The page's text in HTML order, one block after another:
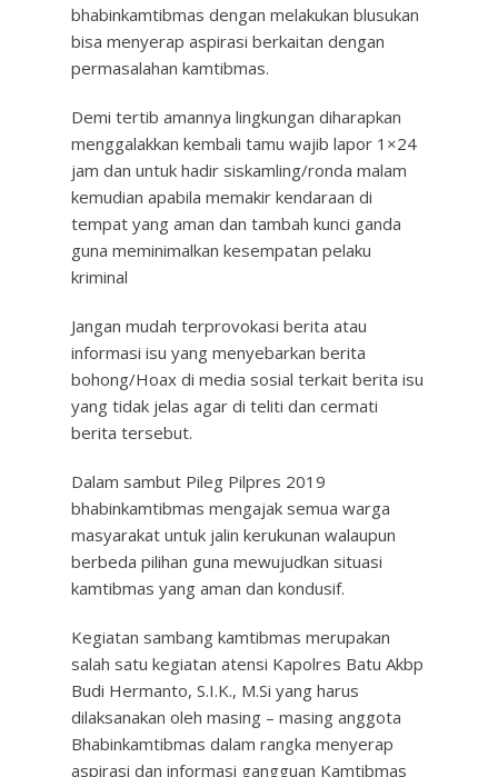
bhabinkamtibmas dengan melakukan blusukan
bisa menyerap aspirasi berkaitan dengan
permasalahan kamtibmas.
Demi tertib amannya lingkungan diharapkan
menggalakkan kembali tamu wajib lapor 1×24
jam dan untuk hadir siskamling/ronda malam
kemudian apabila memakir kendaraan di
tempat yang aman dan tambah kunci ganda
guna meminimalkan kesempatan pelaku
kriminal
Jangan mudah terprovokasi berita atau
informasi isu yang menyebarkan berita
bohong/Hoax di media sosial terkait berita isu
yang tidak jelas agar di teliti dan cermati
berita tersebut.
Dalam sambut Pileg Pilpres 2019
bhabinkamtibmas mengajak semua warga
masyarakat untuk jalin kerukunan walaupun
berbeda pilihan guna mewujudkan situasi
kamtibmas yang aman dan kondusif.
Kegiatan sambang kamtibmas merupakan
salah satu kegiatan atensi Kapolres Batu Akbp
Budi Hermanto, S.I.K., M.Si yang harus
dilaksanakan oleh masing – masing anggota
Bhabinkamtibmas dalam rangka menyerap
aspirasi dan informasi gangguan Kamtibmas